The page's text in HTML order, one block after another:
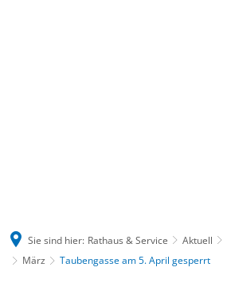
Sie sind hier: Rathaus & Service Aktuell
März
Taubengasse am 5. April gesperrt